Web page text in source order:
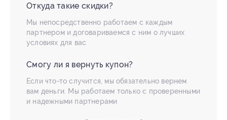
Откуда такие скидки?
Мы непосредственно работаем с каждым
партнером и договариваемся с ним о лучших
условиях для вас
Смогу ли я вернуть купон?
Если что-то случится, мы обязательно вернем
вам деньги. Мы работаем только с проверенными
и надежными партнерами